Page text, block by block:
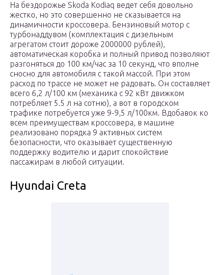
На бездорожье Skoda Kodiaq ведет себя довольно
жестко, но это совершенно не сказывается на
динамичности кроссовера. Бензиновый мотор с
турбонаддувом (комплектация с дизельным
агрегатом стоит дороже 2000000 рублей),
автоматическая коробка и полный привод позволяют
разгоняться до 100 км/час за 10 секунд, что вполне
сносно для автомобиля с такой массой. При этом
расход по трассе не может не радовать. Он составляет
всего 6,2 л/100 км (механика с 92 кВт движком
потребляет 5.5 л на сотню), а вот в городском
трафике потребуется уже 9-9,5 л/100км. Вдобавок ко
всем преимуществам кроссовера, в машине
реализовано порядка 9 активных систем
безопасности, что оказывает существенную
поддержку водителю и дарит спокойствие
пассажирам в любой ситуации.
Hyundai Creta